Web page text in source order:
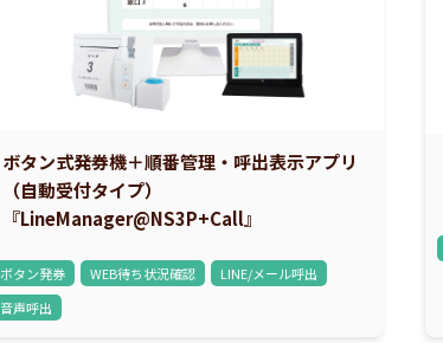
ボタン式発券機＋順番管理・呼出表示アプリ
（自動受付タイプ）
『LineManager@NS3P+Call』
ボタン発券 WEB待ち状況確認
LINE/メール呼出
音声呼出